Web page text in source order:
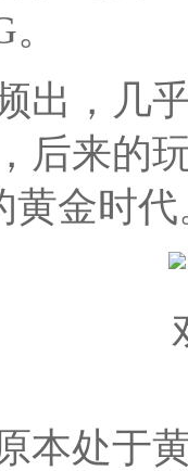
出，几
后来的
黄金时代
本处于